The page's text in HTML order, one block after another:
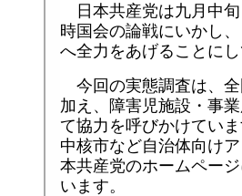
日本共産党は九月中
時国会の論戦にいかし
へ全力をあげることに
今回の実態調査は、
加え、障害児施設・事
て協力を呼びかけてい
中核市など自治体向け
本共産党のホームペー
います。